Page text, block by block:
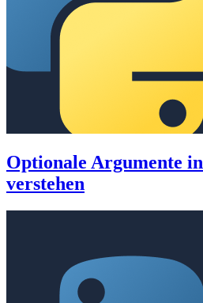
Optionale Argumente
verstehen